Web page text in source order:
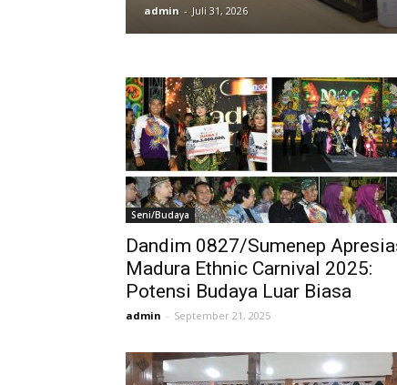
admin - Juli 31, 2026
Seni/Budaya
Dandim 0827/Sumenep
Madura Ethnic Carnival 2025:
Potensi Budaya Luar Biasa
admin - September 21, 2025